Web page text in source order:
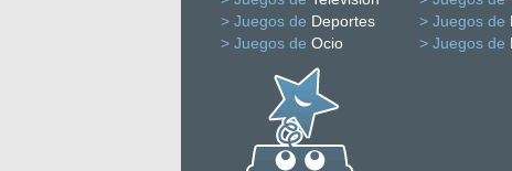
> Juegos de Deportes > Juegos de
> Juegos de Ocio > Juegos de